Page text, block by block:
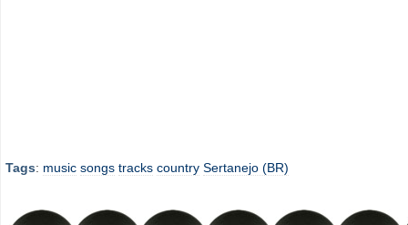
Tags: music songs tracks country Sertanejo (BR)